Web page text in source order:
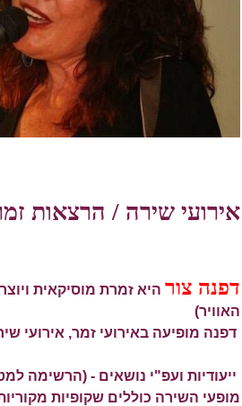
אירועי שירה / הרצאות
דפנה צור היא זמרת מוסיקאית
האוויר)
דפנה מופיעה באירועי זמר, אירועי
ייעודיות ועפ"י נושאים - (הרשימה
מופעי השירה כוללים שקופיות